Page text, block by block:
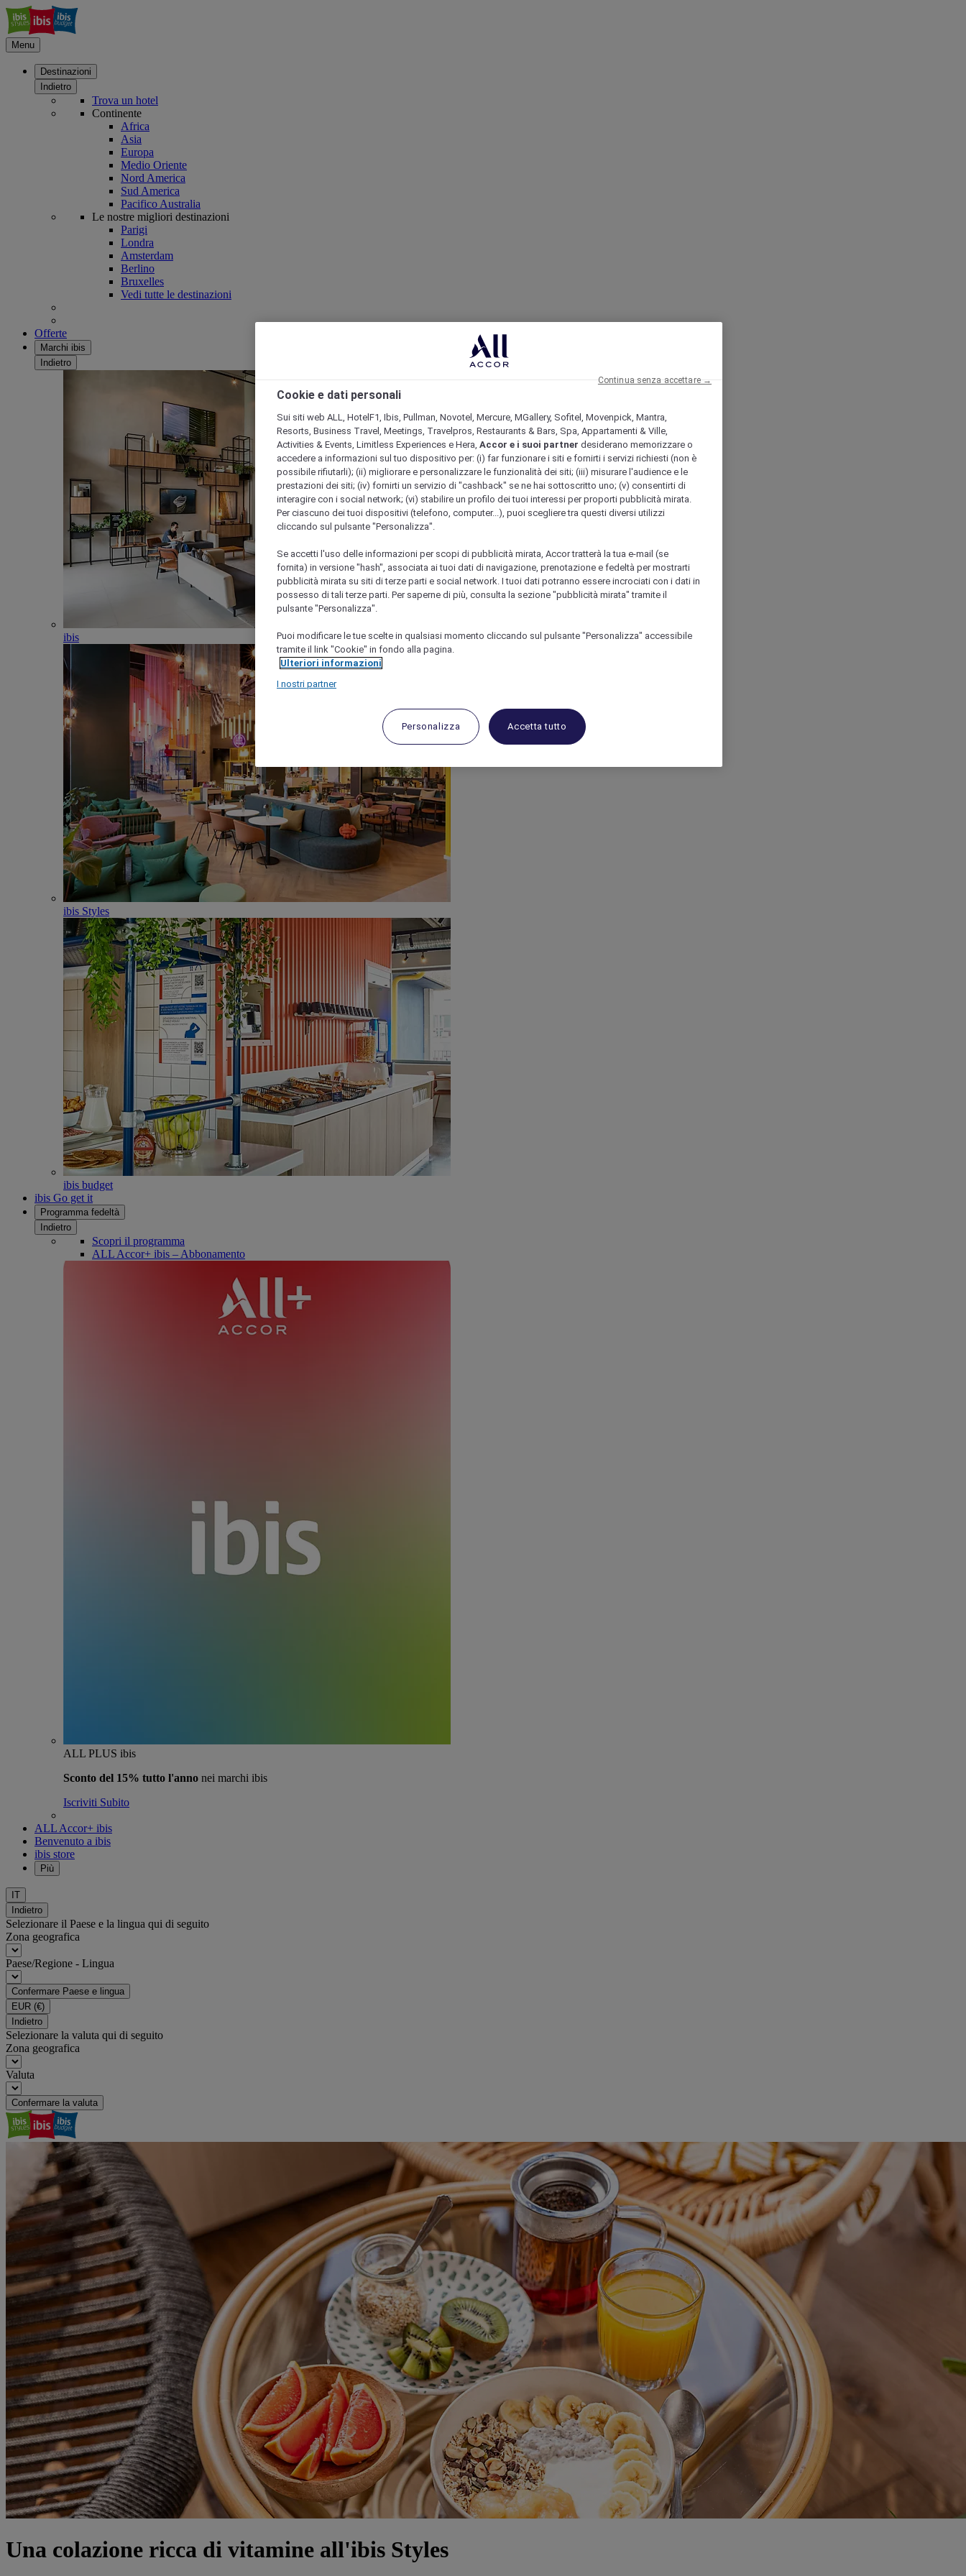
Menu
Destinazioni
Indietro
Trova un hotel
Continente
Africa
Asia
Europa
Medio Oriente
Nord America
Sud America
Pacifico Australia
Le nostre migliori destinazioni
Parigi
Londra
Amsterdam
Berlino
Bruxelles
Vedi tutte le destinazioni
Offerte
Marchi ibis
Indietro
ibis
ibis Styles
ibis budget
ibis Go get it
Programma fedeltà
Indietro
Scopri il programma
ALL Accor+ ibis – Abbonamento
ALL PLUS ibis
Sconto del 15% tutto l'anno nei marchi ibis
Iscriviti Subito
ALL Accor+ ibis
Benvenuto a ibis
ibis store
Più
IT
Indietro
Selezionare il Paese e la lingua qui di seguito
Zona geografica
Paese/Regione - Lingua
Confermare Paese e lingua
EUR (€)
Indietro
Selezionare la valuta qui di seguito
Zona geografica
Valuta
Confermare la valuta
Una colazione ricca di vitamine all'ibis Styles
Cookie e dati personali
Sui siti web ALL, HotelF1, Ibis, Pullman, Novotel, Mercure, MGallery, Sofitel, Movenpick, Mantra,
Resorts, Business Travel, Meetings, Travelpros, Restaurants & Bars, Spa, Appartamenti & Ville,
Activities & Events, Limitless Experiences e Hera, Accor e i suoi partner desiderano memorizzare o
accedere a informazioni sul tuo dispositivo per: (i) far funzionare i siti e fornirti i servizi richiesti (non è
possibile rifiutarli); (ii) migliorare e personalizzare le funzionalità dei siti; (iii) misurare l'audience e le
prestazioni dei siti; (iv) fornirti un servizio di "cashback" se ne hai sottoscritto uno; (v) consentirti di
interagire con i social network; (vi) stabilire un profilo dei tuoi interessi per proporti pubblicità mirata.
Per ciascuno dei tuoi dispositivi (telefono, computer...), puoi scegliere tra questi diversi utilizzi
cliccando sul pulsante "Personalizza".
Se accetti l'uso delle informazioni per scopi di pubblicità mirata, Accor tratterà la tua e-mail (se
fornita) in versione "hash", associata ai tuoi dati di navigazione, prenotazione e fedeltà per mostrarti
pubblicità mirata su siti di terze parti e social network. I tuoi dati potranno essere incrociati con i dati in
possesso di tali terze parti. Per saperne di più, consulta la sezione "pubblicità mirata" tramite il
pulsante "Personalizza".
Puoi modificare le tue scelte in qualsiasi momento cliccando sul pulsante "Personalizza" accessibile
tramite il link "Cookie" in fondo alla pagina.
Ulteriori informazioni
I nostri partner
Personalizza Accetta tutto
Continua senza accettare →